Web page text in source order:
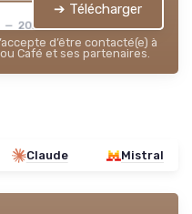
— 2026
➔ Télécharger
d’être contacté(e) à
Café et ses partenaires.
Claude Mistral